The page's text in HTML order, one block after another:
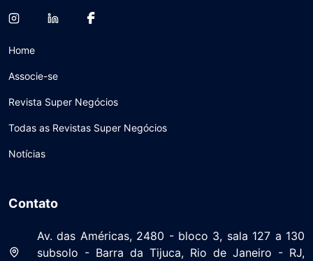
Home
Associe-se
Revista Super Negócios
Todas as Revistas Super Negócios
Notícias
Contato
Av. das Américas, 2480 - bloco 3, sala 127 a 130
subsolo - Barra da Tijuca, Rio de Janeiro - RJ,